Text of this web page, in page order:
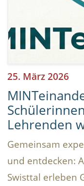
25. März 2026
Lehrenden
Gemeinsam
und entdecken:
Swisttal erleben